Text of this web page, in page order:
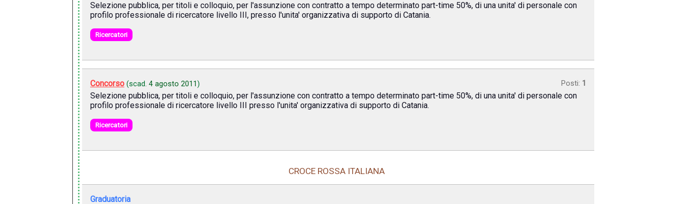
Selezione pubblica, per titoli e colloquio, per l'assunzione con contratto a tempo determinato part-time 50%, di una unita' di personale con
profilo professionale di ricercatore livello III, presso l'unita' organizzativa di supporto di Catania.
Ricercatori
Concorso (scad. 4 agosto 2011) Posti: 1
Selezione pubblica, per titoli e colloquio, per l'assunzione con contratto a tempo determinato part-time 50%, di una unita' di personale con
profilo professionale di ricercatore livello III presso l'unita' organizzativa di supporto di Catania.
Ricercatori
CROCE ROSSA ITALIANA
Graduatoria